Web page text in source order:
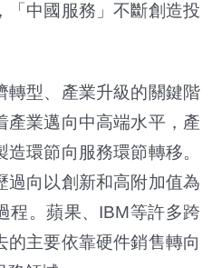
中國服務」不斷創造投
型、產業升級的關鍵階
產業邁向中高端水平，產
環節向服務環節轉移。
過向以創新和高附加值為
程。蘋果、IBM等許多跨
的主要依靠硬件銷售轉向